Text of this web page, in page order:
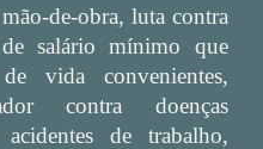
de-obra, luta contra
salário mínimo que
vida convenientes,
contra doenças
de trabalho,